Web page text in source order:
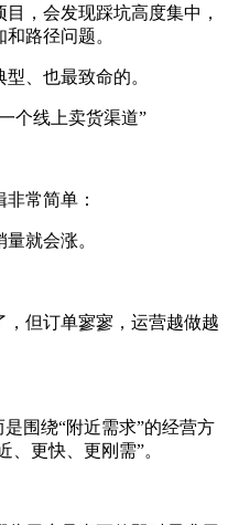
，会发现踩坑高度集中，
路径问题。
、也最致命的。
个线上卖货渠道”
常简单：
就会涨。
，但订单寥寥，运营越做越
围绕“附近需求”的经营方
、更快、更刚需”。